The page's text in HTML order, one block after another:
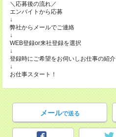
＼応募後の流れ／
エンバイトから応募
↓
弊社からメールでご連絡
↓
WEB登録or来社登録を選択
↓
登録時にご希望をお伺いしお仕事の紹介
↓
お仕事スタート！
メールで送る